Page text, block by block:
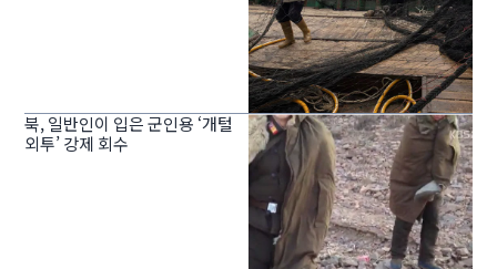
북, 일반인이 입은 군인용 ‘개털
외투’ 강제 회수